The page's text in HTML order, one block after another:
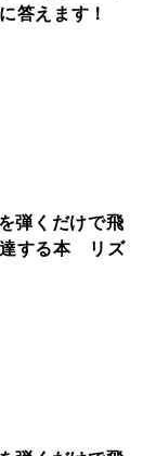
答えます！
弾くだけで飛
達する本 リズ